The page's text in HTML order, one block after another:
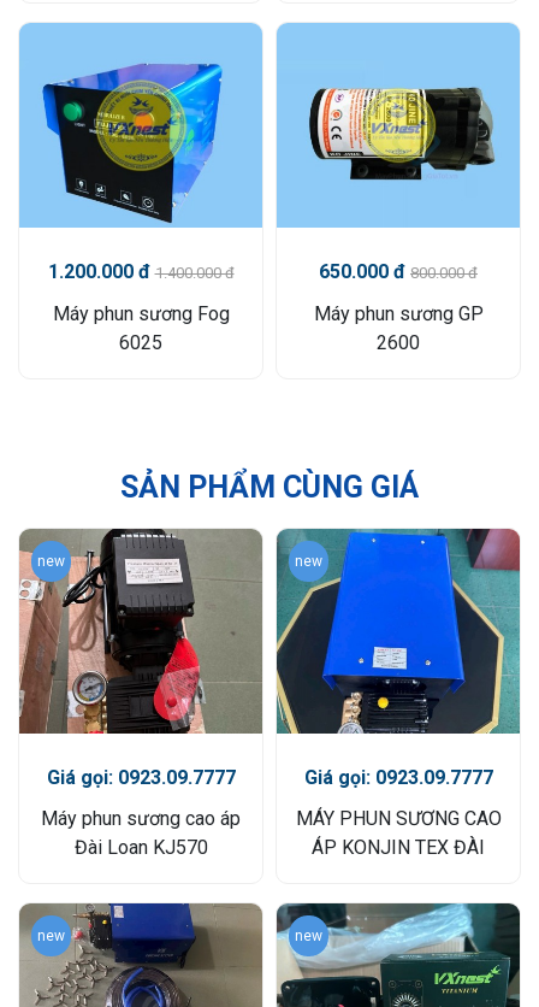
1.200.000 đ1.400.000 đ
Máy phun sương Fog
6025
650.000 đ 800.000 đ
Máy phun sương GP
2600
SẢN PHẨM CÙNG GIÁ
new
Giá gọi: 0923.09.7777
Máy phun sương cao áp
Đài Loan KJ570
new
Giá gọi: 0923.09.7777
MÁY PHUN SƯƠNG CAO
ÁP KONJIN TEX ĐÀI
new new